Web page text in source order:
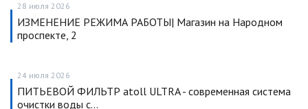
28 июля 2026
ИЗМЕНЕНИЕ РЕЖИМА РАБОТЫ| Магазин на Народном
проспекте, 2
24 июля 2026
ПИТЬЕВОЙ ФИЛЬТР atoll ULTRA - современная система
очистки воды с…